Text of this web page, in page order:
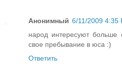
Анонимный 6/11/2009 4:35
народ интересуют больше
свое пребывание в юса :)
Ответить